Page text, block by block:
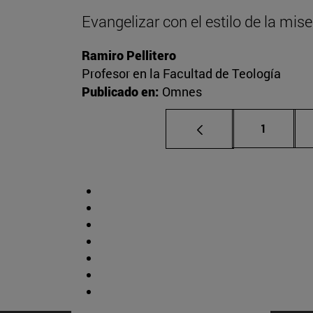
Evangelizar con el estilo de la
Ramiro Pellitero
Profesor en la Facultad de Teología
Publicado en: Omnes
Página
1